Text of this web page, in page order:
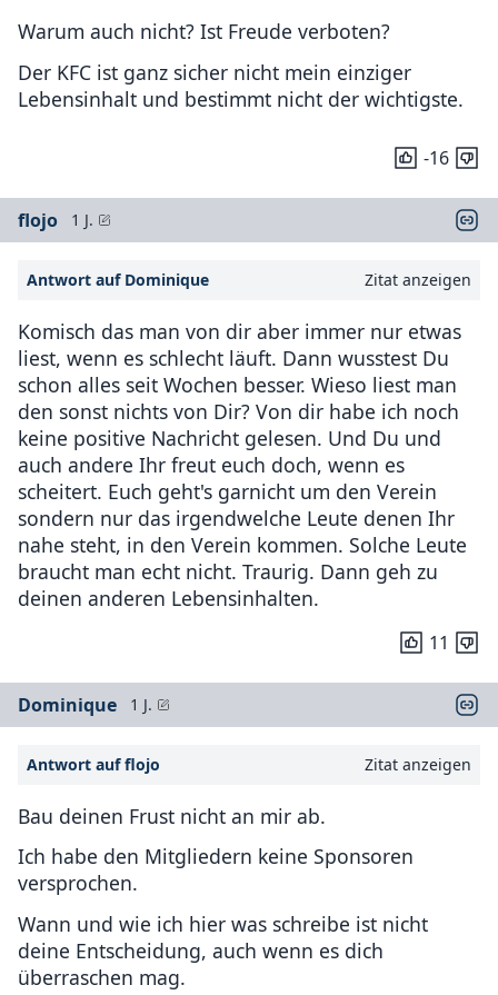
Warum auch nicht? Ist Freude verboten?
Der KFC ist ganz sicher nicht mein einziger
Lebensinhalt und bestimmt nicht der wichtigste.
-16
flojo 1 J.
Antwort auf Dominique Zitat anzeigen
Komisch das man von dir aber immer nur etwas
liest, wenn es schlecht läuft. Dann wusstest Du
schon alles seit Wochen besser. Wieso liest man
den sonst nichts von Dir? Von dir habe ich noch
keine positive Nachricht gelesen. Und Du und
auch andere Ihr freut euch doch, wenn es
scheitert. Euch geht's garnicht um den Verein
sondern nur das irgendwelche Leute denen Ihr
nahe steht, in den Verein kommen. Solche Leute
braucht man echt nicht. Traurig. Dann geh zu
deinen anderen Lebensinhalten.
11
Dominique 1 J.
Antwort auf flojo Zitat anzeigen
Bau deinen Frust nicht an mir ab.
Ich habe den Mitgliedern keine Sponsoren
versprochen.
Wann und wie ich hier was schreibe ist nicht
deine Entscheidung, auch wenn es dich
überraschen mag.